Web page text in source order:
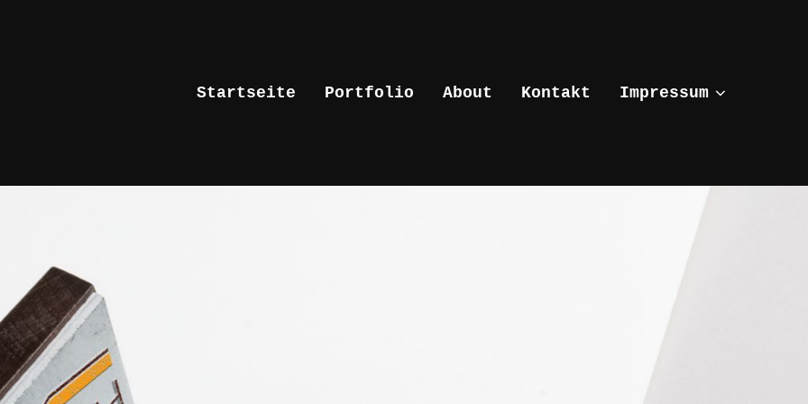
Startseite Portfolio About Kontakt Impressum